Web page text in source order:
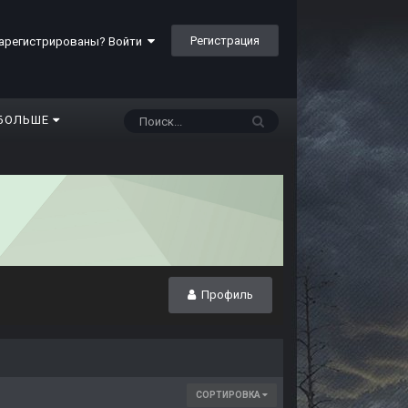
Войти Регистрация
Профиль
СОРТИРОВКА